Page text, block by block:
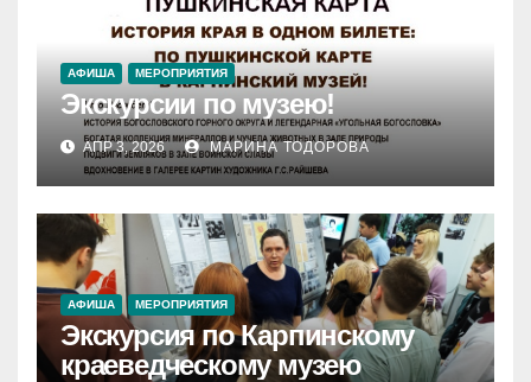
АФИША МЕРОПРИЯТИЯ
Экскурсии по музею!
АПР 3, 2026 МАРИНА ТОДОРОВА
АФИША МЕРОПРИЯТИЯ
Экскурсия по Карпинскому
краеведческому музею